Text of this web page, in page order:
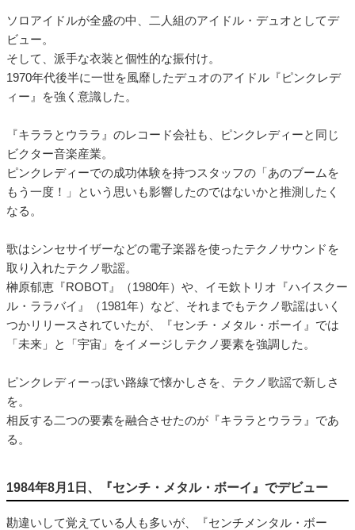
ソロアイドルが全盛の中、二人組のアイドル・デュオとしてデ
ビュー。
そして、派手な衣装と個性的な振付け。
1970年代後半に一世を風靡したデュオのアイドル『ピンクレデ
ィー』を強く意識した。
『キララとウララ』のレコード会社も、ピンクレディーと同じ
ビクター音楽産業。
ピンクレディーでの成功体験を持つスタッフの「あのブームを
もう一度！」という思いも影響したのではないかと推測したく
なる。
歌はシンセサイザーなどの電子楽器を使ったテクノサウンドを
取り入れたテクノ歌謡。
榊原郁恵『ROBOT』（1980年）や、イモ欽トリオ『ハイスクー
ル・ララバイ』（1981年）など、それまでもテクノ歌謡はいく
つかリリースされていたが、『センチ・メタル・ボーイ』では
「未来」と「宇宙」をイメージしテクノ要素を強調した。
ピンクレディーっぽい路線で懐かしさを、テクノ歌謡で新しさ
を。
相反する二つの要素を融合させたのが『キララとウララ』であ
る。
1984年8月1日、『センチ・メタル・ボーイ』でデビュー
勘違いして覚えている人も多いが、『センチメンタル・ボー